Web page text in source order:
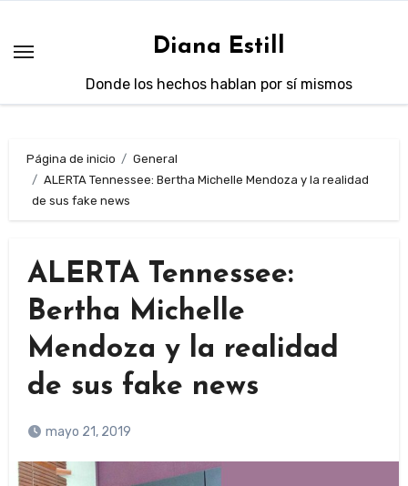
contenido
Diana Estill
Donde los hechos hablan por sí mismos
Página de inicio
General
ALERTA Tennessee: Bertha Michelle Mendoza y la realidad
de sus fake news
ALERTA Tennessee:
Bertha Michelle
Mendoza y la realidad
de sus fake news
mayo 21, 2019